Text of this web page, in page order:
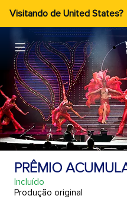
Visitando de United States?
PRÊMIO
Incluído
Produção original